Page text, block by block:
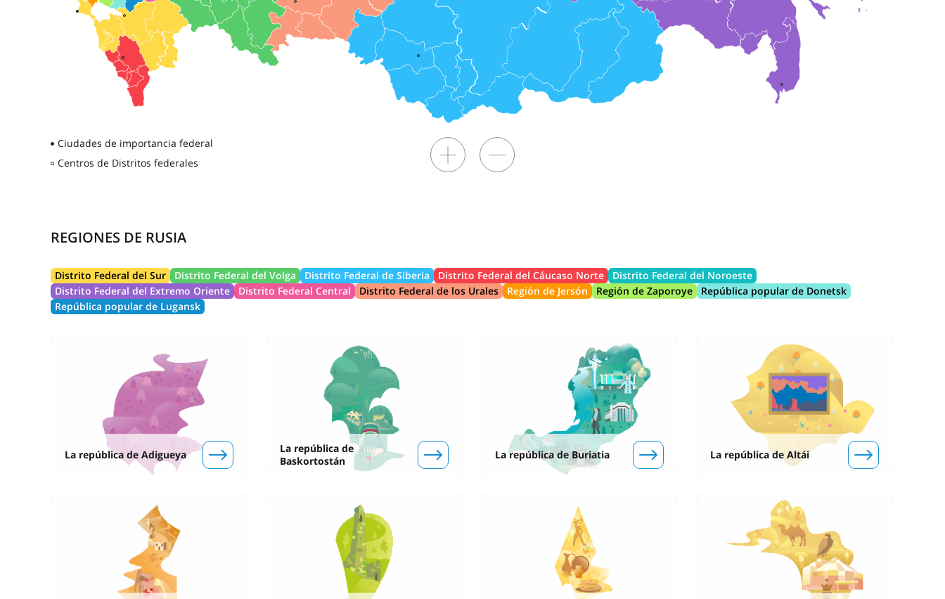
Ciudades de importancia federal
Centros de Distritos federales
REGIONES DE RUSIA
Distrito Federal del Sur Distrito Federal del Volga Distrito Federal de Siberia Distrito Federal del Cáucaso Norte
Distrito Federal del Noroeste
Distrito Federal del Extremo Oriente
Distrito Federal Central Distrito Federal de los Urales Región de Jersón Región de Zaporoye
República popular de Donetsk
República popular de Lugansk
La república de Adigueya
La república de
Baskortostán
La república de Buriatia La república de Altái